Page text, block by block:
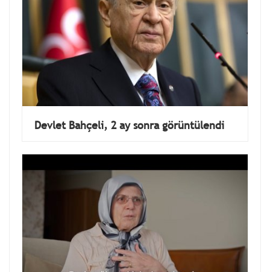
Devlet Bahçeli, 2 ay sonra görüntülendi